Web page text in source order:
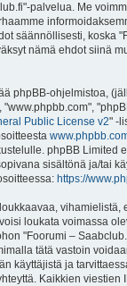
palvelua. Me
säännöllisesti, koska
nämä ehdot siinä
phpBB-ohjelmistoa,
Public License v2" -
phpBB Limited
sisältönä ja/tai
https://
vihamielistä,
loukata voimassa
"Foorumi –
tätä vastoin
käyttäjistä ja
Kaikkien viestien